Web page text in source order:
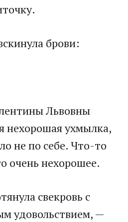
брови:
Львовны
нехорошая ухмылка,
не по себе. Что-то
очень нехорошее.
свекровь с
удовольствием, —